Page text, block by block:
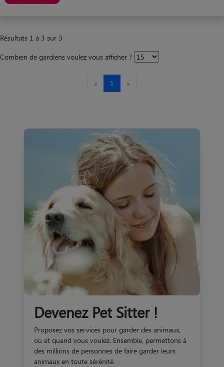
Résultats 1 à 3 sur 3
Combien de gardiens voulez vous afficher ?
« 1 »
Devenez Pet Sitter !
Proposez vos services pour garder des animaux,
où et quand vous voulez. Ensemble, permettons à
des millions de personnes de faire garder leurs
animaux en toute sérénité.